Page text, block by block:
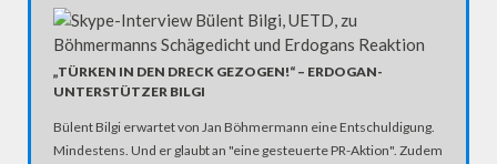
„TÜRKEN IN DEN DRECK GEZOGEN!“ – ERDOGAN-
UNTERSTÜTZER BILGI
Bülent Bilgi erwartet von Jan Böhmermann eine Entschuldigung.
Mindestens. Und er glaubt an "eine gesteuerte PR-Aktion". Zudem